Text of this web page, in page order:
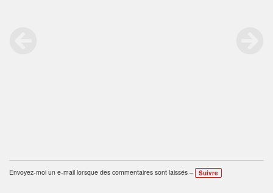
Envoyez-moi un e-mail lorsque des commentaires sont laissés – Suivre